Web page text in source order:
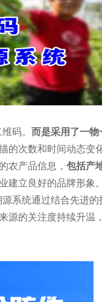
码。 而是采用了一物
的次数和时间动态变
农产品信息， 包括产
建立良好的品牌形象。
系统通过结合先进
源的关注度持续升温